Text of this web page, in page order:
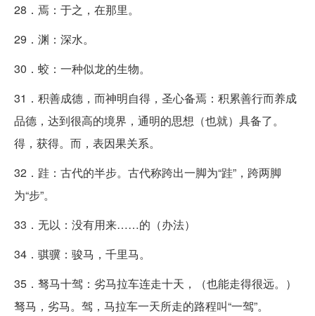
28．焉：于之，在那里。
29．渊：深水。
30．蛟：一种似龙的生物。
31．积善成德，而神明自得，圣心备焉：积累善行而养成
品德，达到很高的境界，通明的思想（也就）具备了。
得，获得。而，表因果关系。
32．跬：古代的半步。古代称跨出一脚为“跬”，跨两脚
为“步”。
33．无以：没有用来……的（办法）
34．骐骥：骏马，千里马。
35．驽马十驾：劣马拉车连走十天，（也能走得很远。）
驽马，劣马。驾，马拉车一天所走的路程叫“一驾”。